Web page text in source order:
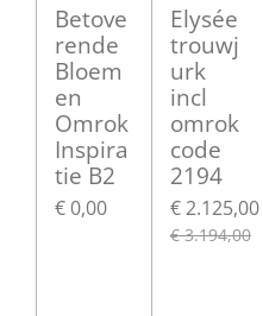
Betove
rende
Bloem
en
Omrok
Inspira
tie B2
€ 0,00
Elysée
trouwj
urk
incl
omrok
code
2194
€ 2.125,00
€ 3.194,00